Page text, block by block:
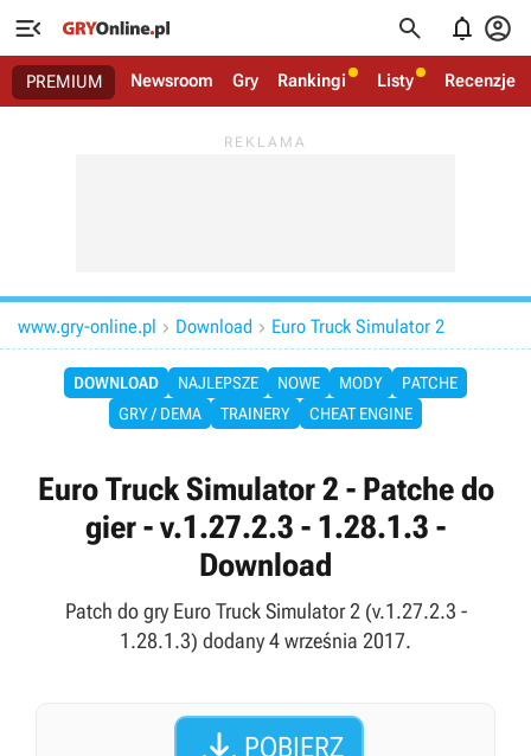
   
PREMIUM Newsroom Gry Rankingi Listy Recenzje
www.gry-online.pl  Download  Euro Truck Simulator 2
DOWNLOAD NAJLEPSZE NOWE MODY
PATCHE
GRY / DEMA
TRAINERY CHEAT ENGINE
Euro Truck Simulator 2 - Patche do
gier - v.1.27.2.3 - 1.28.1.3 -
Download
Patch do gry Euro Truck Simulator 2 (v.1.27.2.3 -
1.28.1.3) dodany 4 września 2017.
POBIERZ